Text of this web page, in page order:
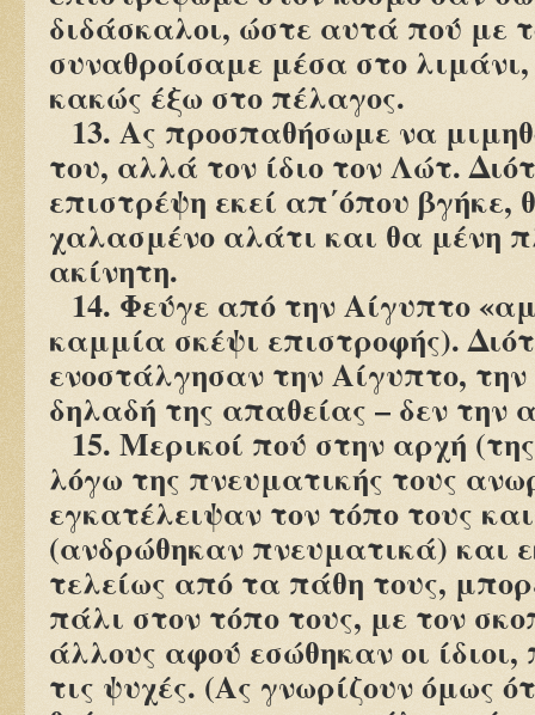
διδάσκαλοι, ώστε αυτά πού με
συναθροίσαμε μέσα στο
κακώς έξω στο πέλαγος.
13. Ας προσπαθήσωμε να
του, αλλά τον ίδιο τον Λώτ.
επιστρέψη εκεί απ΄όπου βγήκε,
χαλασμένο αλάτι και θα μένη
ακίνητη.
14. Φεύγε από την Αίγυπτο
καμμία σκέψι επιστροφής).
ενοστάλγησαν την Αίγυπτο,
δηλαδή της απαθείας – δεν την
15. Μερικοί πού στην αρχή
λόγω της πνευματικής τους
εγκατέλειψαν τον τόπο τους
(ανδρώθηκαν πνευματικά) και
τελείως από τα πάθη τους,
πάλι στον τόπο τους, με τον
άλλους αφού εσώθηκαν οι
τις ψυχές. (Ας γνωρίζουν όμως